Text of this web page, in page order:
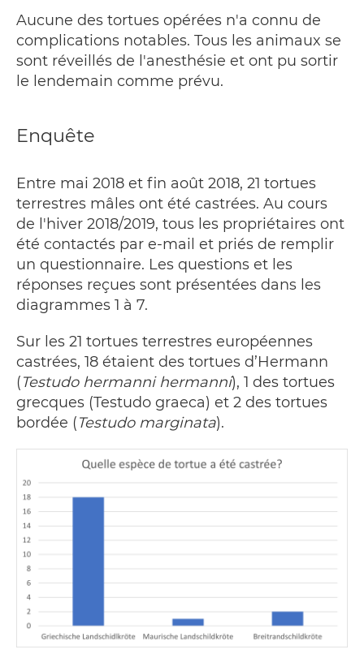
Aucune des tortues opérées n'a connu de
complications notables. Tous les animaux se
sont réveillés de l'anesthésie et ont pu sortir
le lendemain comme prévu.
Enquête
Entre mai 2018 et fin août 2018, 21 tortues
terrestres mâles ont été castrées. Au cours
de l'hiver 2018/2019, tous les propriétaires ont
été contactés par e-mail et priés de remplir
un questionnaire. Les questions et les
réponses reçues sont présentées dans les
diagrammes 1 à 7.
Sur les 21 tortues terrestres européennes
castrées, 18 étaient des tortues d’Hermann
(Testudo hermanni hermanni), 1 des tortues
grecques (Testudo graeca) et 2 des tortues
bordée (Testudo marginata).